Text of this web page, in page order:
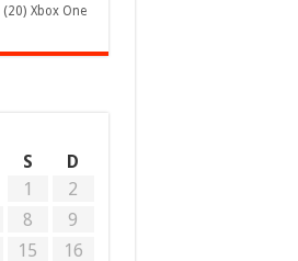
(20) Xbox One
S
D
1
2
8
9
15
16